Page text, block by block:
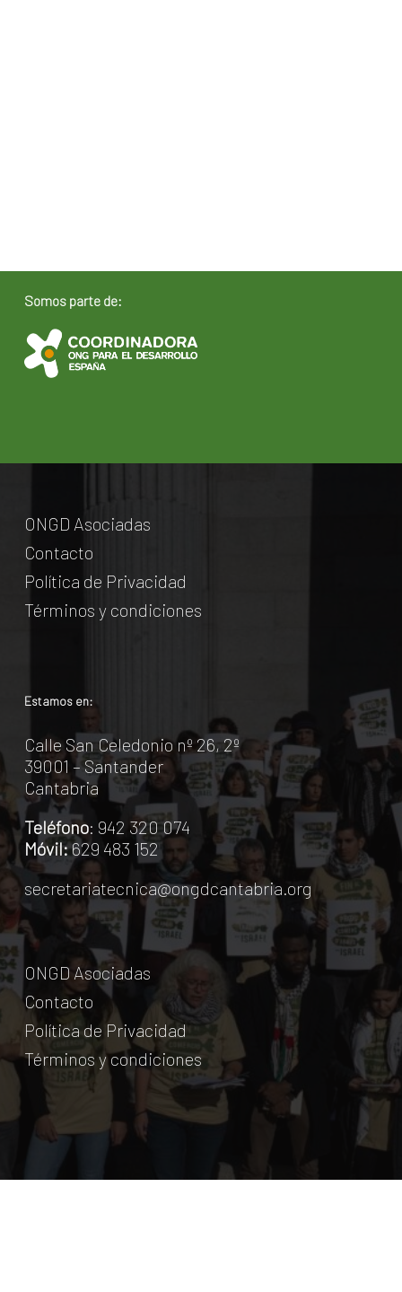
Somos parte de:
ONGD Asociadas
Contacto
Política de Privacidad
Términos y condiciones
Estamos en:
Calle San Celedonio nº 26, 2º
39001 – Santander
Cantabria
Teléfono: 942 320 074
Móvil:629 483 152
secretariatecnica@ongdcantabria.org
ONGD Asociadas
Contacto
Política de Privacidad
Términos y condiciones